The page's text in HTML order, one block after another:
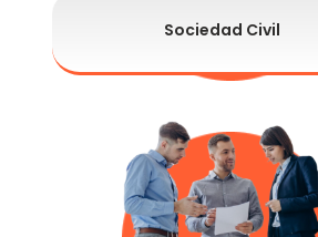
Sociedad Civil